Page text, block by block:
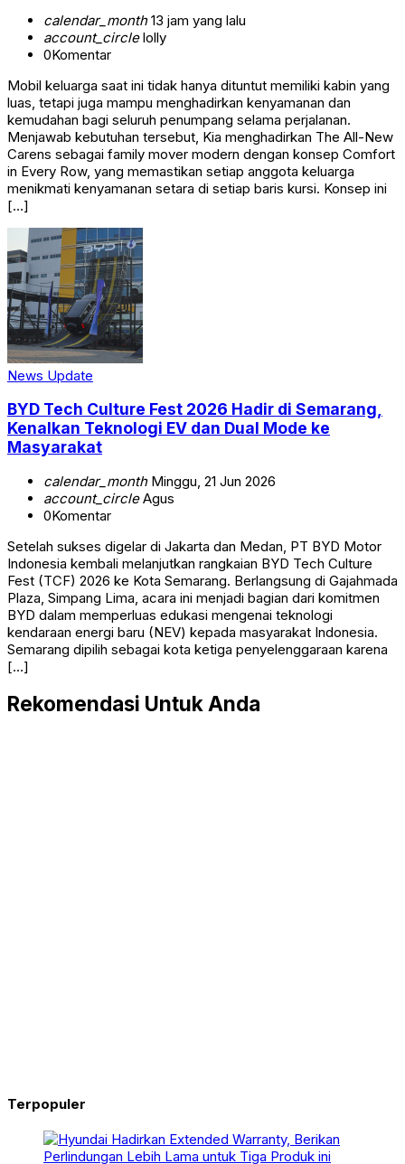
calendar_month13 jam yang lalu
account_circlelolly
0Komentar
Mobil keluarga saat ini tidak hanya dituntut memiliki kabin yang
luas, tetapi juga mampu menghadirkan kenyamanan dan
kemudahan bagi seluruh penumpang selama perjalanan.
Menjawab kebutuhan tersebut, Kia menghadirkan The All-New
Carens sebagai family mover modern dengan konsep Comfort
in Every Row, yang memastikan setiap anggota keluarga
menikmati kenyamanan setara di setiap baris kursi. Konsep ini
[…]
News Update
BYD Tech Culture Fest 2026 Hadir di Semarang,
Kenalkan Teknologi EV dan Dual Mode ke
Masyarakat
calendar_monthMinggu, 21 Jun 2026
account_circleAgus
0Komentar
Setelah sukses digelar di Jakarta dan Medan, PT BYD Motor
Indonesia kembali melanjutkan rangkaian BYD Tech Culture
Fest (TCF) 2026 ke Kota Semarang. Berlangsung di Gajahmada
Plaza, Simpang Lima, acara ini menjadi bagian dari komitmen
BYD dalam memperluas edukasi mengenai teknologi
kendaraan energi baru (NEV) kepada masyarakat Indonesia.
Semarang dipilih sebagai kota ketiga penyelenggaraan karena
[…]
Rekomendasi Untuk Anda
Terpopuler